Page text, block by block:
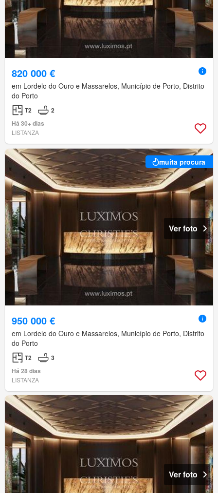
820 000 €
em Lordelo do Ouro e Massarelos, Município de Porto, Distrito
do Porto
T2
2
Há 30+ dias
LISTANZA
muita procura
Ver foto
950 000 €
em Lordelo do Ouro e Massarelos, Município de Porto, Distrito
do Porto
T2
3
Há 28 dias
LISTANZA
Ver foto